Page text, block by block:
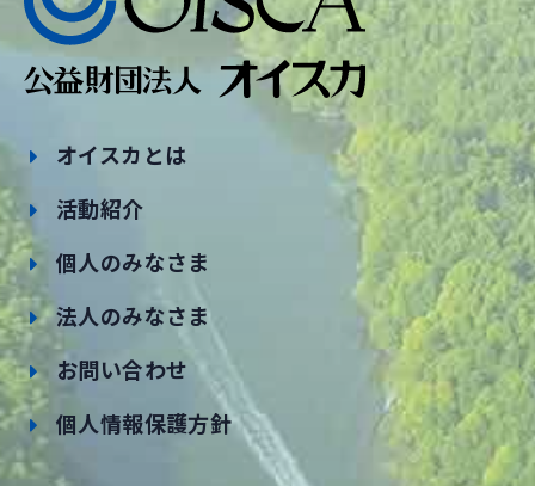
オイスカとは
活動紹介
個人のみなさま
法人のみなさま
お問い合わせ
個人情報保護方針